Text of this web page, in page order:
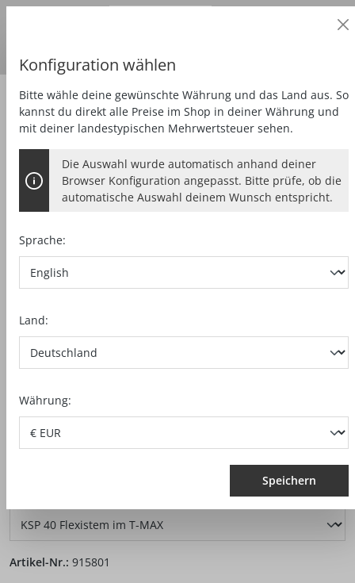
Sägen Handkreissäge bis 85 mm
KSP 40 FLEXISTEM IM T-MAX
Bildergalerie überspringen
Artikel-Nr.: 915801
Konfiguration wählen
Bitte wähle deine gewünschte Währung und das Land aus. So
kannst du direkt alle Preise im Shop in deiner Währung und
mit deiner landestypischen Mehrwertsteuer sehen.
Die Auswahl wurde automatisch anhand deiner
Browser Konfiguration angepasst. Bitte prüfe, ob die
automatische Auswahl deinem Wunsch entspricht.
Sprache:
Land:
Währung:
Speichern